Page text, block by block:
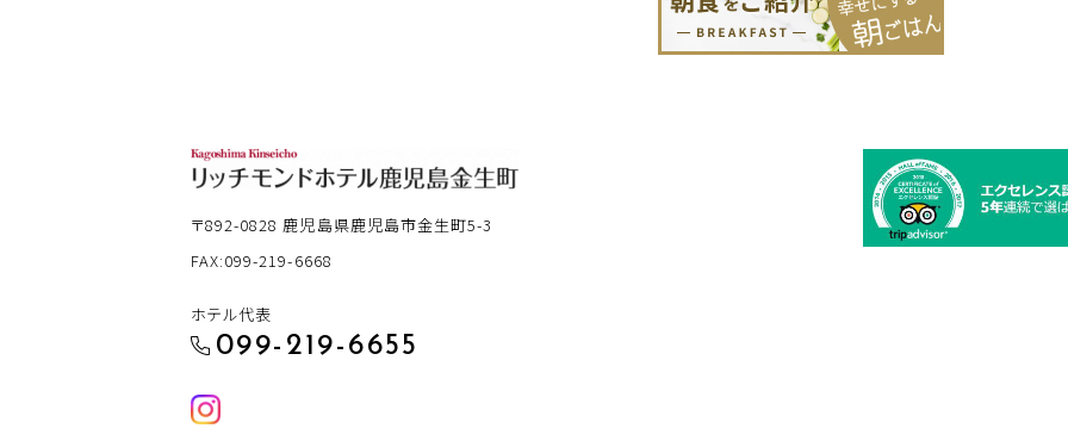
〒892-0828 鹿児島県鹿児島市金生町5-3
FAX:099-219-6668
ホテル代表
099-219-6655